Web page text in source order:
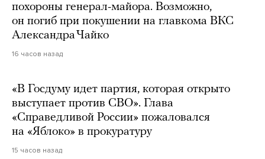
похороны генерал-майора. Возможно,
он погиб при покушении на главкома ВКС
Александра Чайко
16 часов назад
«В Госдуму идет партия, которая открыто
выступает против СВО». Глава
«Справедливой России» пожаловался
на «Яблоко» в прокуратуру
15 часов назад